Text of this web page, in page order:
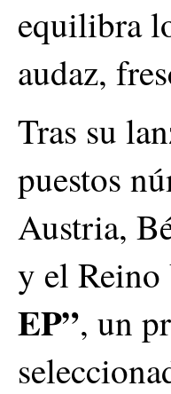
equilibra
audaz,
Tras su
puestos
Austria,
y el
EP”, un